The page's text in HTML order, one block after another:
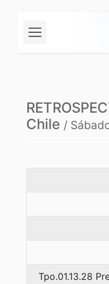
Chile /
Tpo.01.13.28